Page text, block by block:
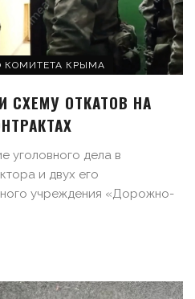
КОМИТЕТА КРЫМА
СХЕМУ ОТКАТОВ НА
уголовного дела в
и двух его
учреждения «Дорожно-